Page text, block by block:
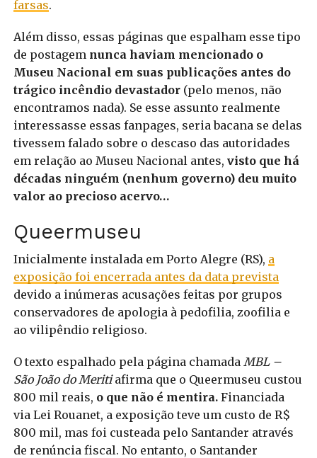
farsas.
Além disso, essas páginas que espalham esse tipo
de postagem nunca haviam mencionado o
Museu Nacional em suas publicações antes do
trágico incêndio devastador(pelo menos, não
encontramos nada). Se esse assunto realmente
interessasse essas fanpages, seria bacana se delas
tivessem falado sobre o descaso das autoridades
em relação ao Museu Nacional antes, visto que há
décadas ninguém (nenhum governo) deu muito
valor ao precioso acervo…
Queermuseu
Inicialmente instalada em Porto Alegre (RS), a
exposição foi encerrada antes da data prevista
devido a inúmeras acusações feitas por grupos
conservadores de apologia à pedofilia, zoofilia e
ao vilipêndio religioso.
O texto espalhado pela página chamada MBL –
São João do Meritiafirma que o Queermuseu custou
800 mil reais, o que não é mentira. Financiada
via Lei Rouanet, a exposição teve um custo de R$
800 mil, mas foi custeada pelo Santander através
de renúncia fiscal. No entanto, o Santander